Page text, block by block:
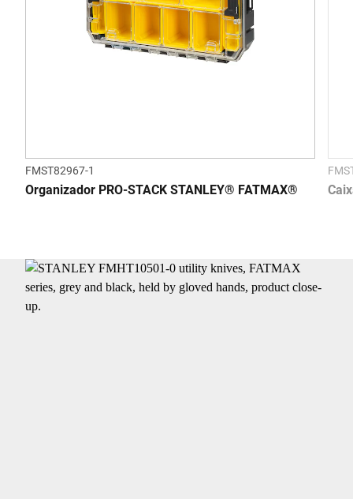
FMST82967-1
Organizador PRO-STACK STANLEY® FATMAX®